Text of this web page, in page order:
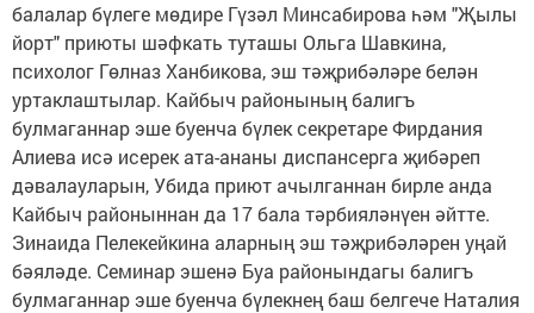
балалар бүлеге мөдире Гүзәл Минсабирова һәм "Җылы
йорт" приюты шәфкать туташы Ольга Шавкина,
психолог Гөлназ Ханбикова, эш тәҗрибәләре белән
уртаклаштылар. Кайбыч районының балигъ
булмаганнар эше буенча бүлек секретаре Фирдания
Алиева исә исерек ата-ананы диспансерга җибәреп
дәвалауларын, Убида приют ачылганнан бирле анда
Кайбыч районыннан да 17 бала тәрбияләнүен әйтте.
Зинаида Пелекейкина аларның эш тәҗрибәләрен уңай
бәяләде. Семинар эшенә Буа районындагы балигъ
булмаганнар эше буенча бүлекнең баш белгече Наталия